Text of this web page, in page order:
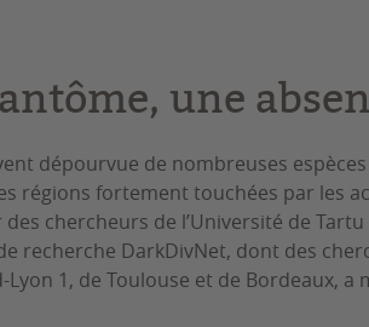
une
dépourvue de nombreuses
régions fortement touchées par les
chercheurs de l’Université de
recherche DarkDivNet, dont des
Lyon 1, de Toulouse et de Bordeaux, a